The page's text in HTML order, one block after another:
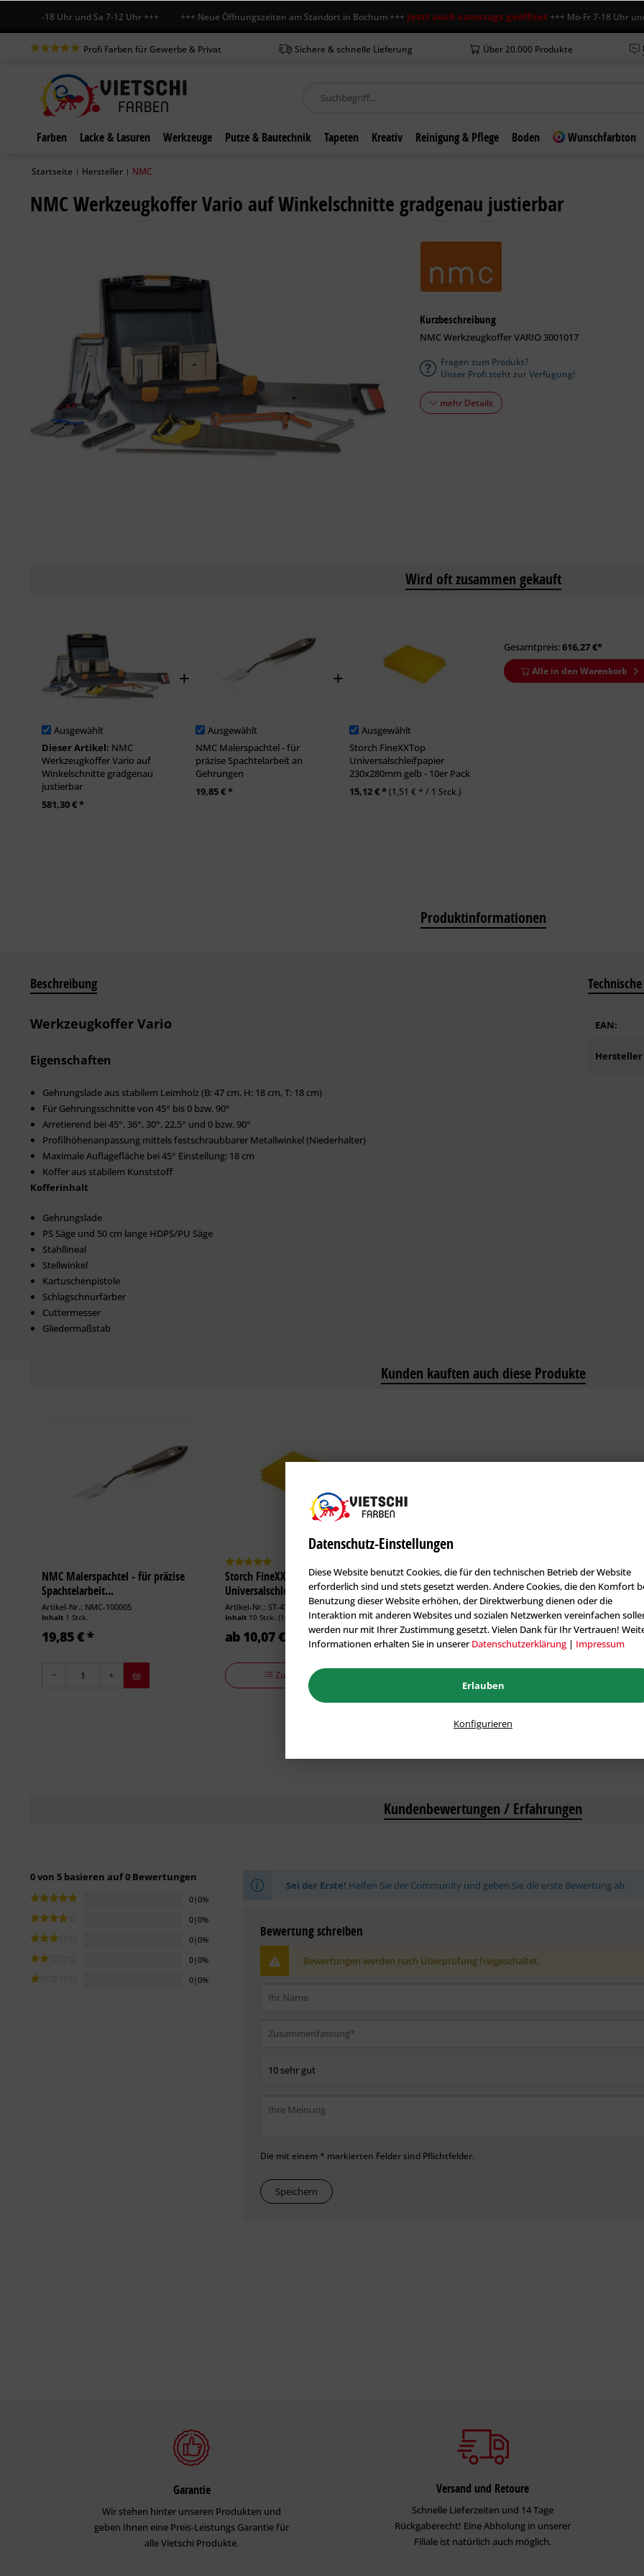
7-18 Uhr und Sa 7-12 Uhr +++ +++ Neue Öffnungszeiten am Standort in Bochum +++Jetzt auch samstags geöffnet+++ Mo-Fr 7-18 Uhr und Sa
Profi Farben für Gewerbe & Privat Sichere & schnelle Lieferung Über 20.000 Produkte
Farben Lacke & Lasuren Werkzeuge Putze & Bautechnik Tapeten Kreativ Reinigung & Pflege Boden Wunschfarbton
Startseite | Hersteller | NMC
NMC Werkzeugkoffer Vario auf Winkelschnitte gradgenau justierbar
Kurzbeschreibung
NMC Werkzeugkoffer VARIO 3001017
Fragen zum Produkt?
Unser Profi steht zur Verfügung!
mehr Details
Wird oft zusammen gekauft
Ausgewählt
Dieser Artikel: NMC
Werkzeugkoffer Vario auf
Winkelschnitte gradgenau
justierbar
581,30 € *
Ausgewählt
NMC Malerspachtel - für
präzise Spachtelarbeit an
Gehrungen
19,85 € *
Ausgewählt
Storch FineXXTop
Universalschleifpapier
230x280mm gelb - 10er Pack
15,12 € *(1,51 € * / 1 Stck.)
Gesamtpreis:616,27€*
Alle in den Warenkorb
Produktinformationen
Beschreibung
Werkzeugkoffer Vario
Eigenschaften
Gehrungslade aus stabilem Leimholz (B: 47 cm, H: 18 cm, T: 18 cm)
Für Gehrungsschnitte von 45° bis 0 bzw. 90°
Arretierend bei 45°, 36°, 30°, 22,5° und 0 bzw. 90°
Profilhöhenanpassung mittels festschraubbarer Metallwinkel (Niederhalter)
Maximale Auflagefläche bei 45° Einstellung: 18 cm
Koffer aus stabilem Kunststoff
Kofferinhalt
Gehrungslade
PS Säge und 50 cm lange HDPS/PU Säge
Stahllineal
Stellwinkel
Kartuschenpistole
Schlagschnurfärber
Cuttermesser
Gliedermaßstab
EAN:
Hersteller
Kunden kauften auch diese Produkte
NMC Malerspachtel - für präzise
Spachtelarbeit...
Artikel-Nr.: NMC-100005
Inhalt 1 Stck.
19,85 € *
Storch FineXXTop
Universalschleifpapier...
Artikel-Nr.: ST-474404
Inhalt 10 Stck. (1,01 € * / 1 Stck.)
ab 10,07 € *
Zu den Varianten
Kundenbewertungen / Erfahrungen
0 von 5 basieren auf 0 Bewertungen
0|0%
0|0%
0|0%
0|0%
0|0%
Sei der Erste! Helfen Sie der Community und geben Sie die erste Bewertung ab.
Bewertung schreiben
Bewertungen werden nach Überprüfung freigeschaltet.
Die mit einem * markierten Felder sind Pflichtfelder.
Speichern
Garantie
Wir stehen hinter unseren Produkten und
geben Ihnen eine Preis-Leistungs Garantie für
alle Vietschi Produkte.
Versand und Retoure
Schnelle Lieferzeiten und 14 Tage
Rückgaberecht! Eine Abholung in unserer
Filiale ist natürlich auch möglich.
Datenschutz-Einstellungen
Diese Website benutzt Cookies, die für den technischen Betrieb der Website
erforderlich sind und stets gesetzt werden. Andere Cookies, die den Komfort
Benutzung dieser Website erhöhen, der Direktwerbung dienen oder die
Interaktion mit anderen Websites und sozialen Netzwerken vereinfachen
werden nur mit Ihrer Zustimmung gesetzt. Vielen Dank für Ihr Vertrauen!
Informationen erhalten Sie in unsererDatenschutzerklärung | Impressum
Erlauben
Konfigurieren